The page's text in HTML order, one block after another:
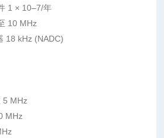
1 × 10–7/年
10 MHz
18 kHz (NADC)
5 MHz
MHz